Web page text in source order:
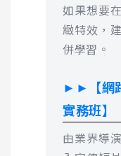
如果想要
緻特效，
併學習。
►►【網
實務班】
由業界導